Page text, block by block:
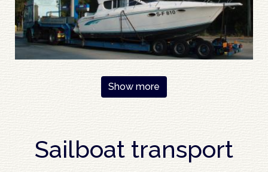
Show more
Sailboat transport